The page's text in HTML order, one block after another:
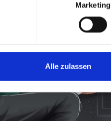
Marketing
Alle zulassen